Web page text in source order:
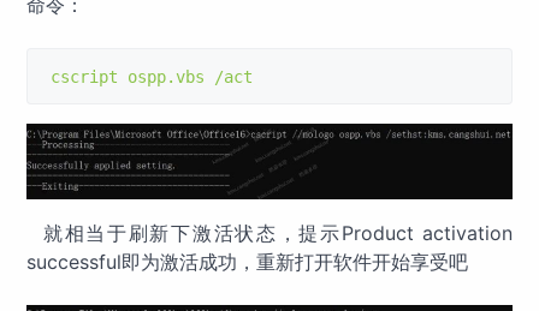
cscript ospp.vbs /act
就相当于刷新下激活状态，提示Product activation
successful即为激活成功，重新打开软件开始享受吧